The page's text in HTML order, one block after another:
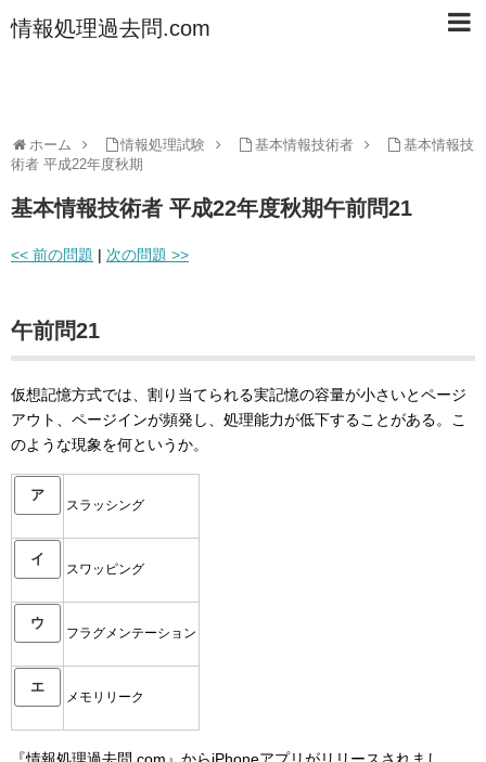
情報処理過去問.com
ホーム 情報処理試験 基本情報技術者
基本情報技
術者 平成22年度秋期
基本情報技術者 平成22年度秋期午前問21
<< 前の問題 | 次の問題 >>
午前問21
仮想記憶方式では、割り当てられる実記憶の容量が小さいとページ
アウト、ページインが頻発し、処理能力が低下することがある。こ
のような現象を何というか。
ア
スラッシング
イ
スワッピング
ウ
フラグメンテーション
エ
メモリリーク